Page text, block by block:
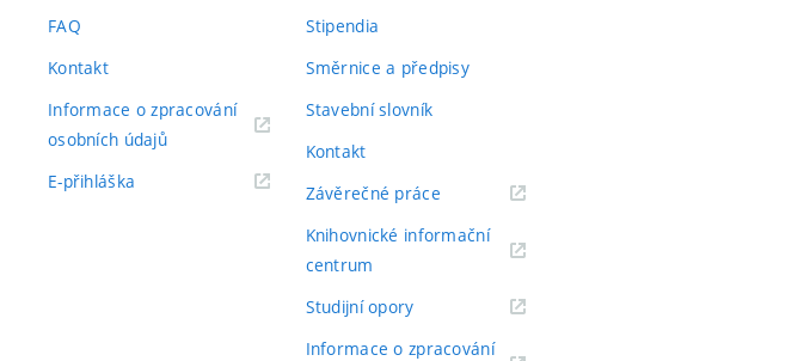
FAQ
Kontakt
Informace o zpracování
osobních údajů(externí
E-přihláška
Stipendia
Směrnice a předpisy
Stavební slovník
Kontakt
Závěrečné práce(externí
Knihovnické informační
centrum
Studijní opory(externí
Informace o zpracování